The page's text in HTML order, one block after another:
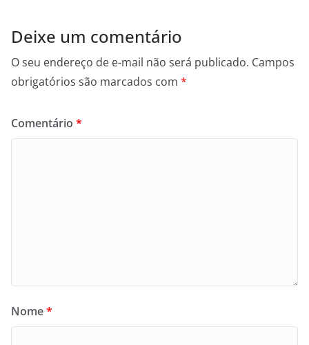
Deixe um comentário
O seu endereço de e-mail não será publicado. Campos
obrigatórios são marcados com *
Comentário *
Nome*